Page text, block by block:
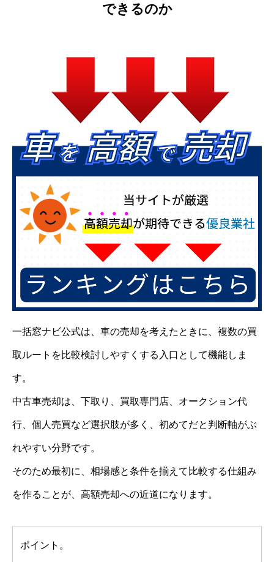
できるのか
一括窓ナビ公式は、車の売却を考えたときに、複数の買
取ルートを比較検討しやすくする入口として機能しま
す。
中古車売却は、下取り、買取専門店、オークション代
行、個人売買など選択肢が多く、初めてだと判断軸がぶ
れやすい分野です。
そのため最初に、相場感と条件を揃えて比較する仕組み
を作ることが、高額売却への近道になります。
ポイント。